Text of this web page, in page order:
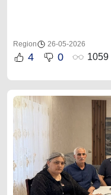
Region 26-05-2026
4 0 1059